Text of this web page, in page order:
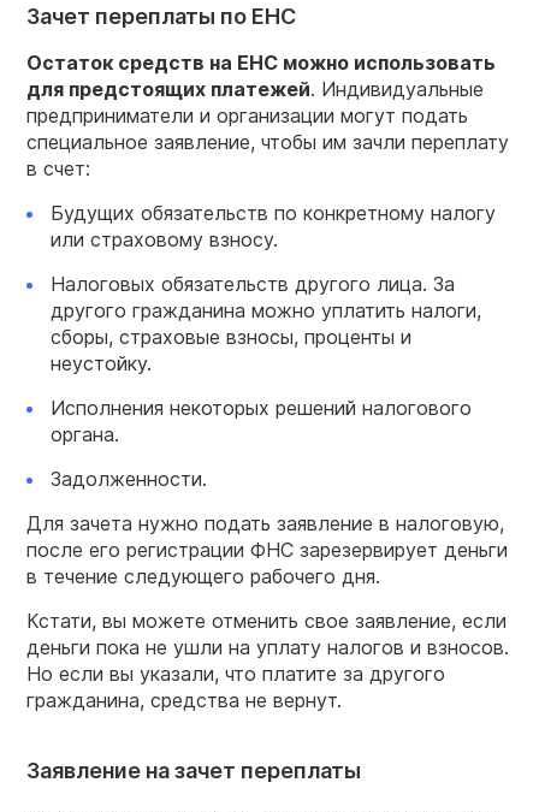
Зачет переплаты по ЕНС
Остаток средств на ЕНС можно использовать
для предстоящих платежей. Индивидуальные
предприниматели и организации могут подать
специальное заявление, чтобы им зачли переплату
в счет:
Будущих обязательств по конкретному налогу
или страховому взносу.
Налоговых обязательств другого лица. За
другого гражданина можно уплатить налоги,
сборы, страховые взносы, проценты и
неустойку.
Исполнения некоторых решений налогового
органа.
Задолженности.
Для зачета нужно подать заявление в налоговую,
после его регистрации ФНС зарезервирует деньги
в течение следующего рабочего дня.
Кстати, вы можете отменить свое заявление, если
деньги пока не ушли на уплату налогов и взносов.
Но если вы указали, что платите за другого
гражданина, средства не вернут.
Заявление на зачет переплаты